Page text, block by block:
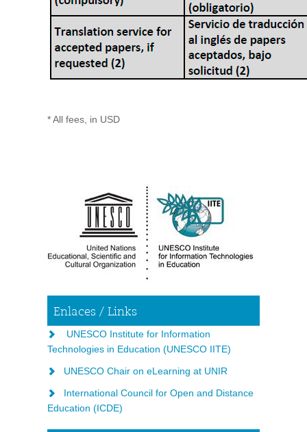
* All fees, in USD
Enlaces / Links
UNESCO Institute for Information
Technologies in Education (UNESCO IITE)
UNESCO Chair on eLearning at UNIR
International Council for Open and Distance
Education (ICDE)